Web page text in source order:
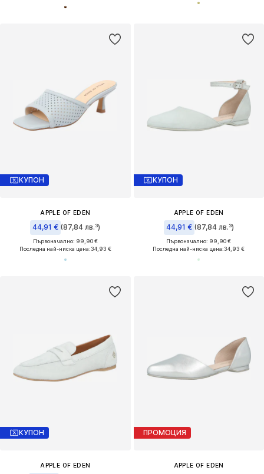
КУПОН
APPLE OF EDEN
44,91 € (87,84 лв.³)
Първоначално: 99,90 €
Последна най-ниска цена:34,93 €
КУПОН
APPLE OF EDEN
44,91 € (87,84 лв.³)
Първоначално: 99,90 €
Последна най-ниска цена:34,93 €
КУПОН
APPLE OF EDEN
ПРОМОЦИЯ
APPLE OF EDEN